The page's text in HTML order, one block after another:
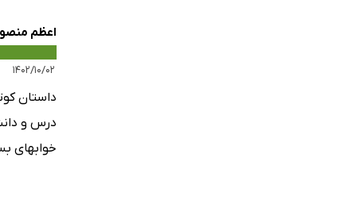
اعظم
۱۴۰۲/۱۰/۰۲
داستان
درس و
خوابهای